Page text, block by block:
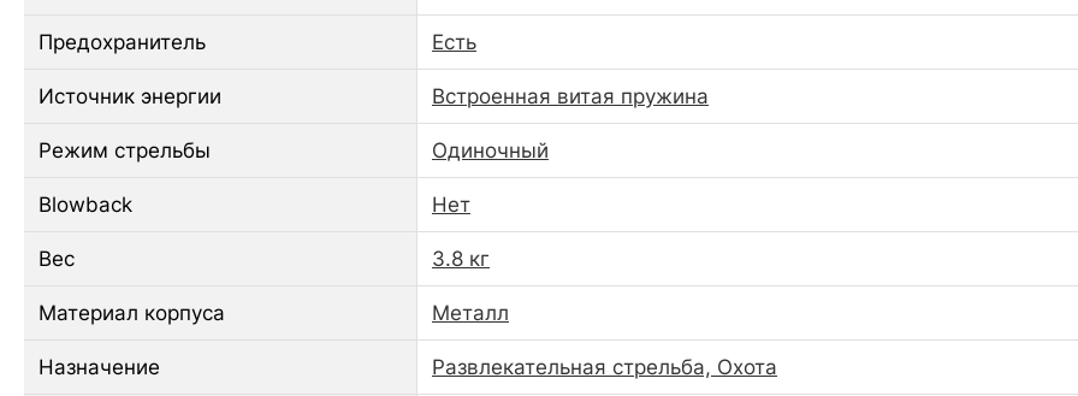
Предохранитель Есть
Источник энергии Встроенная витая пружина
Режим стрельбы Одиночный
Blowback Нет
Вес 3.8 кг
Материал корпуса Металл
Назначение Развлекательная стрельба, Охота